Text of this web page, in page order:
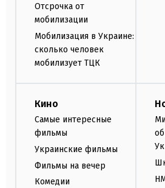
Отсрочка от
мобилизации
Мобилизация в Украине:
сколько человек
мобилизует ТЦК
Кино
Самые интересные
фильмы
Украинские фильмы
Фильмы на вечер
Комедии